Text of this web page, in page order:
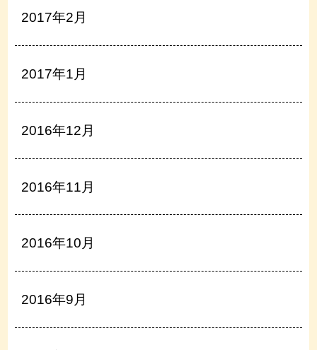
2017年2月
2017年1月
2016年12月
2016年11月
2016年10月
2016年9月